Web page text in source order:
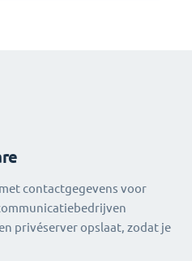
contactgegevens voor
privéserver opslaat, zodat je